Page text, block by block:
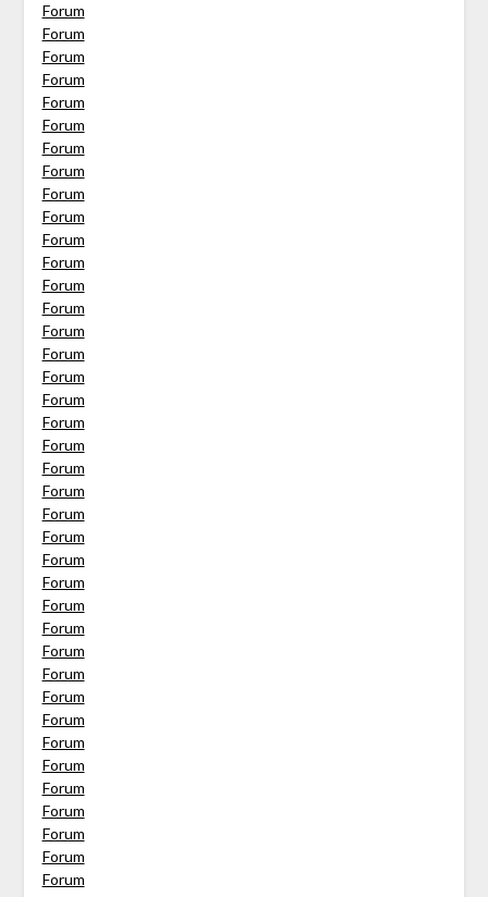
Forum
Forum
Forum
Forum
Forum
Forum
Forum
Forum
Forum
Forum
Forum
Forum
Forum
Forum
Forum
Forum
Forum
Forum
Forum
Forum
Forum
Forum
Forum
Forum
Forum
Forum
Forum
Forum
Forum
Forum
Forum
Forum
Forum
Forum
Forum
Forum
Forum
Forum
Forum